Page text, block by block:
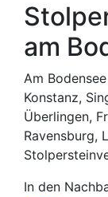
am
Am
Konstanz,
Überlingen,
Ravensburg,
In den